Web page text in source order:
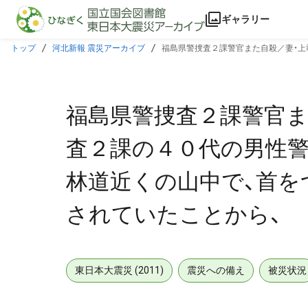
本文に飛ぶ
ギャラリー
トップ 河北新報 震災アーカイブ
福島県警捜査２課警官また自殺／妻・
福島県警捜査２課警官
査２課の４０代の男性
林道近くの山中で、首
されていたことから、
東日本大震災 (2011) 震災への備え 被災状況